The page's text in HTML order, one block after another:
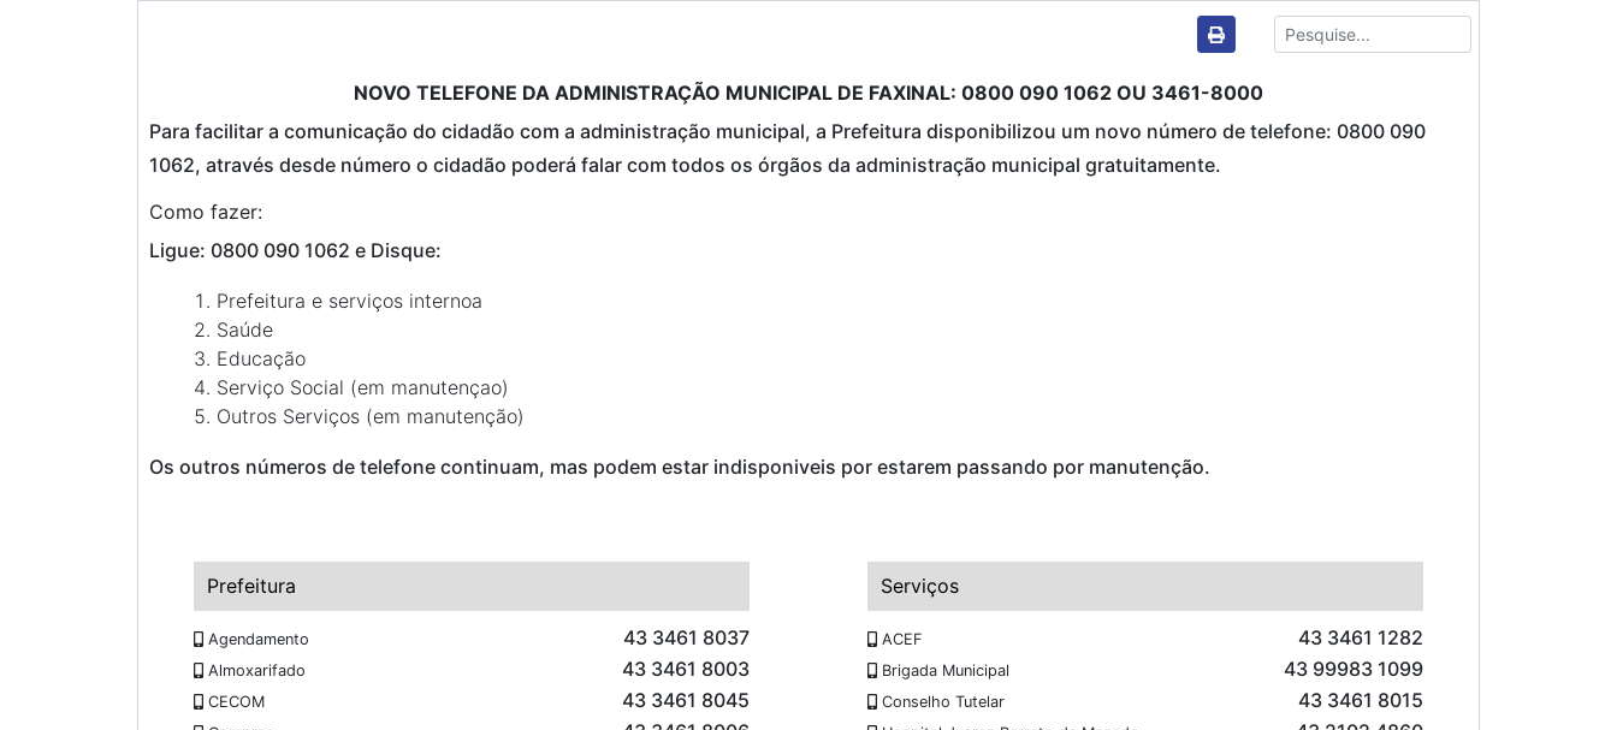
NOVO TELEFONE DA ADMINISTRAÇÃO MUNICIPAL DE FAXINAL: 0800 090 1062 OU 3461-8000
Para facilitar a comunicação do cidadão com a administração municipal, a Prefeitura disponibilizou um novo número de telefone: 0800 090
1062, através desde número o cidadão poderá falar com todos os órgãos da administração municipal gratuitamente.
Como fazer:
Ligue: 0800 090 1062 e Disque:
Prefeitura e serviços internoa
Saúde
Educação
Serviço Social (em manutençao)
Outros Serviços (em manutenção)
Os outros números de telefone continuam, mas podem estar indisponiveis por estarem passando por manutenção.
Prefeitura
Agendamento 43 3461 8037
Almoxarifado 43 3461 8003
CECOM 43 3461 8045
Serviços
ACEF 43 3461 1282
Brigada Municipal 43 99983 1099
Conselho Tutelar 43 3461 8015